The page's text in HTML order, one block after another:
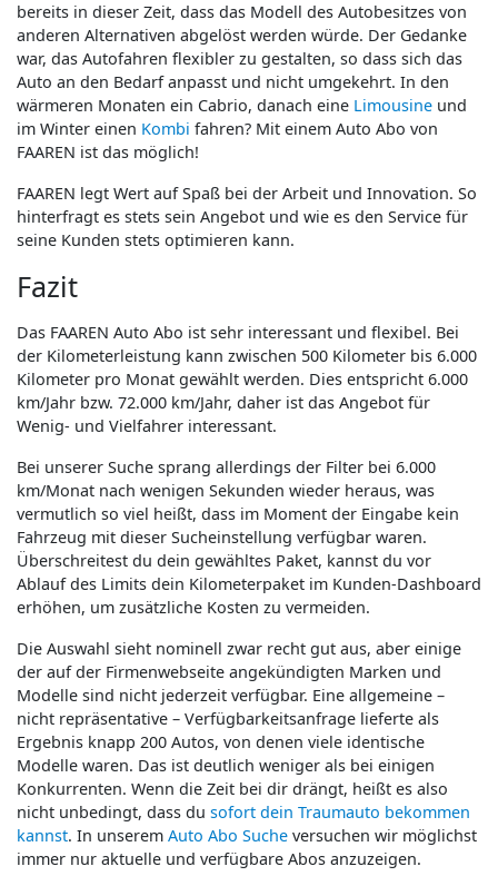
bereits in dieser Zeit, dass das Modell des Autobesitzes von
anderen Alternativen abgelöst werden würde. Der Gedanke
war, das Autofahren flexibler zu gestalten, so dass sich das
Auto an den Bedarf anpasst und nicht umgekehrt. In den
wärmeren Monaten ein Cabrio, danach eine Limousine und
im Winter einen Kombi fahren? Mit einem Auto Abo von
FAAREN ist das möglich!
FAAREN legt Wert auf Spaß bei der Arbeit und Innovation. So
hinterfragt es stets sein Angebot und wie es den Service für
seine Kunden stets optimieren kann.
Fazit
Das FAAREN Auto Abo ist sehr interessant und flexibel. Bei
der Kilometerleistung kann zwischen 500 Kilometer bis 6.000
Kilometer pro Monat gewählt werden. Dies entspricht 6.000
km/Jahr bzw. 72.000 km/Jahr, daher ist das Angebot für
Wenig- und Vielfahrer interessant.
Bei unserer Suche sprang allerdings der Filter bei 6.000
km/Monat nach wenigen Sekunden wieder heraus, was
vermutlich so viel heißt, dass im Moment der Eingabe kein
Fahrzeug mit dieser Sucheinstellung verfügbar waren.
Überschreitest du dein gewähltes Paket, kannst du vor
Ablauf des Limits dein Kilometerpaket im Kunden-Dashboard
erhöhen, um zusätzliche Kosten zu vermeiden.
Die Auswahl sieht nominell zwar recht gut aus, aber einige
der auf der Firmenwebseite angekündigten Marken und
Modelle sind nicht jederzeit verfügbar. Eine allgemeine –
nicht repräsentative – Verfügbarkeitsanfrage lieferte als
Ergebnis knapp 200 Autos, von denen viele identische
Modelle waren. Das ist deutlich weniger als bei einigen
Konkurrenten. Wenn die Zeit bei dir drängt, heißt es also
nicht unbedingt, dass du sofort dein Traumauto bekommen
kannst. In unserem Auto Abo Suche versuchen wir möglichst
immer nur aktuelle und verfügbare Abos anzuzeigen.